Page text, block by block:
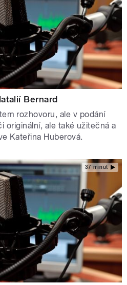
Bernard
rozhovoru, ale v podání
originální, ale také užitečná a
Kateřina Huberová.
37 minut